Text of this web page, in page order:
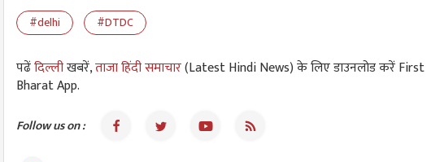
#delhi #DTDC
पढेंदिल्लीखबरें,ताजा हिंदी समाचार(Latest Hindi News) के लिए डाउनलोड करें First
Bharat App.
Follow us on :